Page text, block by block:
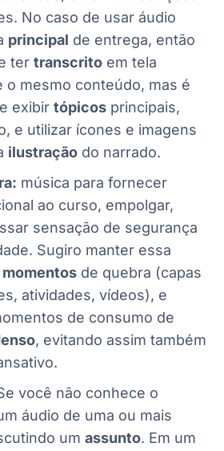
No caso de usar áudio
principal de entrega, então
ter transcrito em tela
o mesmo conteúdo, mas é
exibir tópicos principais,
e utilizar ícones e imagens
ilustração do narrado.
música para fornecer
ao curso, empolgar,
sensação de segurança
Sugiro manter essa
momentos de quebra (capas
atividades, vídeos), e
de consumo de
, evitando assim também
você não conhece o
áudio de uma ou mais
um assunto. Em um